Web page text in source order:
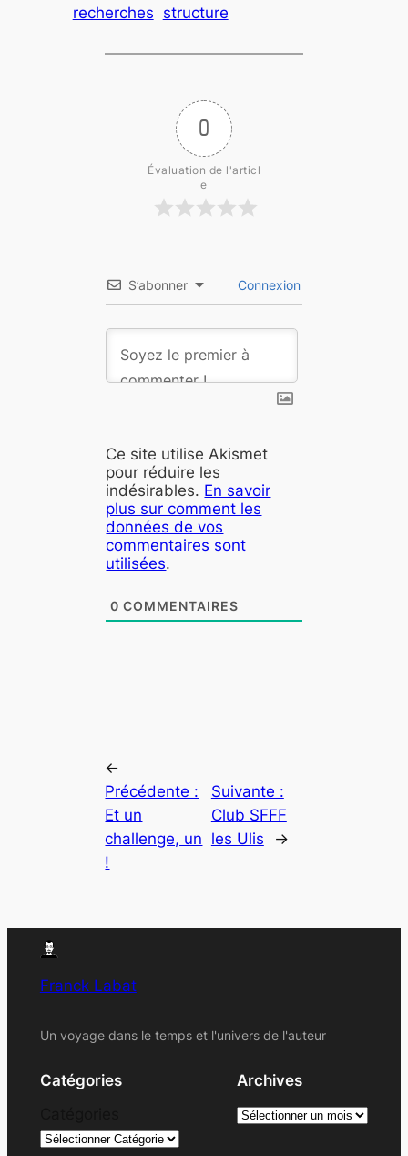
recherches structure
0
Évaluation de l'articl
e
S’abonner Connexion
Ce site utilise Akismet
pour réduire les
indésirables. En savoir
plus sur comment les
données de vos
commentaires sont
utilisées.
0 COMMENTAIRES
←
Précédente :
Et un
challenge, un
!
Suivante :
Club SFFF
les Ulis
→
Franck Labat
Un voyage dans le temps et l'univers de l'auteur
Catégories
Archives
A